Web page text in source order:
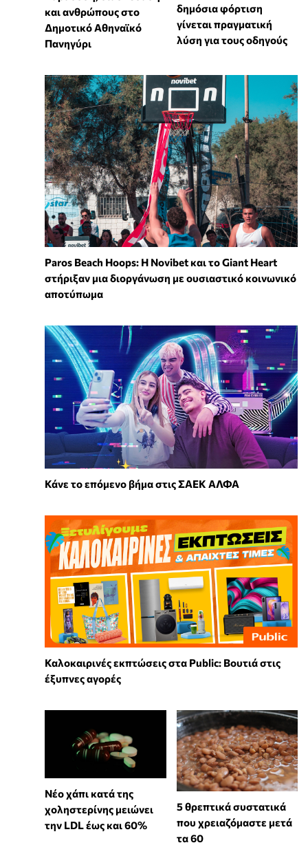
και ανθρώπους στο
Δημοτικό Αθηναϊκό
Πανηγύρι
δημόσια φόρτιση
γίνεται πραγματική
λύση για τους οδηγούς
Paros Beach Hoops: Η Novibet και το Giant Heart
στήριξαν μια διοργάνωση με ουσιαστικό κοινωνικό
αποτύπωμα
Κάνε το επόμενο βήμα στις ΣΑΕΚ ΑΛΦΑ
Καλοκαιρινές εκπτώσεις στα Public: Βουτιά στις
έξυπνες αγορές
Νέο χάπι κατά της
χοληστερίνης μειώνει
την LDL έως και 60%
5 θρεπτικά συστατικά
που χρειαζόμαστε μετά
τα 60